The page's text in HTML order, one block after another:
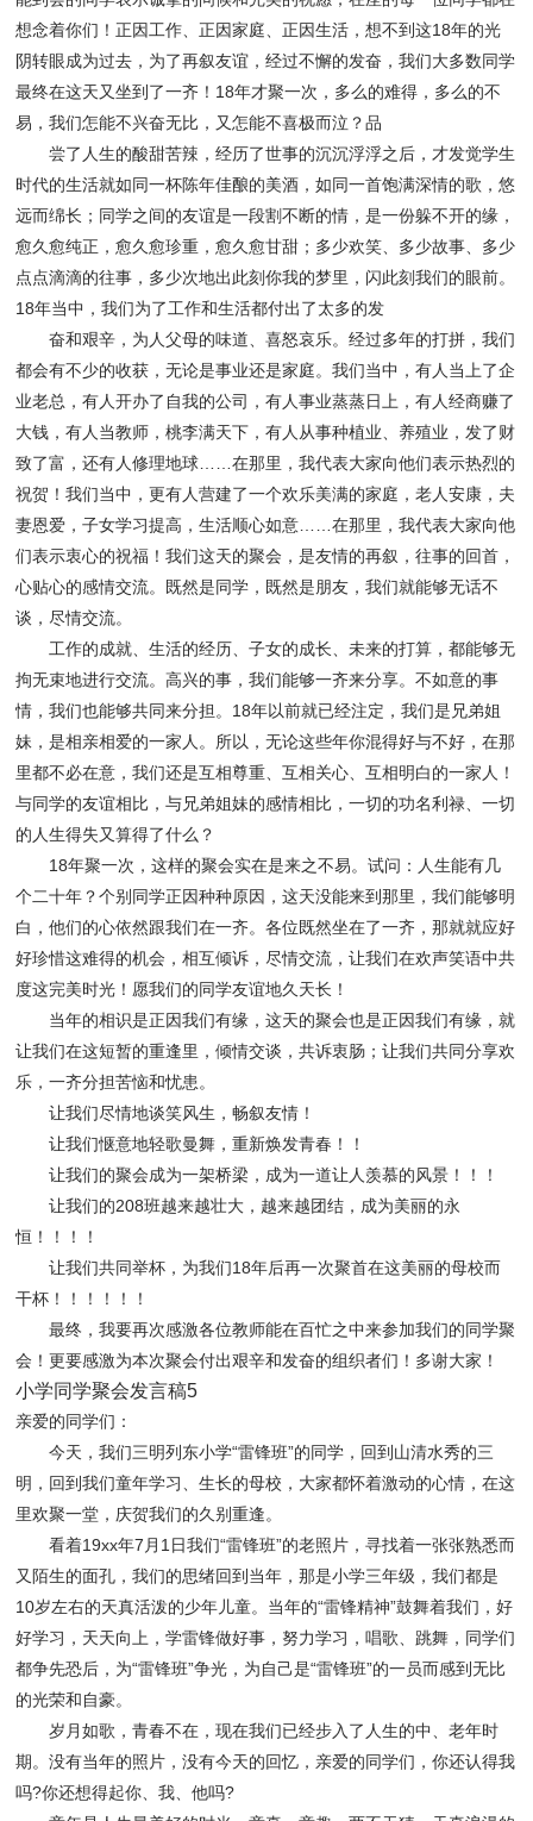
想念着你们！正因工作、正因家庭、正因生活，想不到这18年的光
阴转眼成为过去，为了再叙友谊，经过不懈的发奋，我们大多数同学
最终在这天又坐到了一齐！18年才聚一次，多么的难得，多么的不
易，我们怎能不兴奋无比，又怎能不喜极而泣？品
尝了人生的酸甜苦辣，经历了世事的沉沉浮浮之后，才发觉学生
时代的生活就如同一杯陈年佳酿的美酒，如同一首饱满深情的歌，悠
远而绵长；同学之间的友谊是一段割不断的情，是一份躲不开的缘，
愈久愈纯正，愈久愈珍重，愈久愈甘甜；多少欢笑、多少故事、多少
点点滴滴的往事，多少次地出此刻你我的梦里，闪此刻我们的眼前。
18年当中，我们为了工作和生活都付出了太多的发
奋和艰辛，为人父母的味道、喜怒哀乐。经过多年的打拼，我们
都会有不少的收获，无论是事业还是家庭。我们当中，有人当上了企
业老总，有人开办了自我的公司，有人事业蒸蒸日上，有人经商赚了
大钱，有人当教师，桃李满天下，有人从事种植业、养殖业，发了财
致了富，还有人修理地球……在那里，我代表大家向他们表示热烈的
祝贺！我们当中，更有人营建了一个欢乐美满的家庭，老人安康，夫
妻恩爱，子女学习提高，生活顺心如意……在那里，我代表大家向他
们表示衷心的祝福！我们这天的聚会，是友情的再叙，往事的回首，
心贴心的感情交流。既然是同学，既然是朋友，我们就能够无话不
谈，尽情交流。
工作的成就、生活的经历、子女的成长、未来的打算，都能够无
拘无束地进行交流。高兴的事，我们能够一齐来分享。不如意的事
情，我们也能够共同来分担。18年以前就已经注定，我们是兄弟姐
妹，是相亲相爱的一家人。所以，无论这些年你混得好与不好，在那
里都不必在意，我们还是互相尊重、互相关心、互相明白的一家人！
与同学的友谊相比，与兄弟姐妹的感情相比，一切的功名利禄、一切
的人生得失又算得了什么？
18年聚一次，这样的聚会实在是来之不易。试问：人生能有几
个二十年？个别同学正因种种原因，这天没能来到那里，我们能够明
白，他们的心依然跟我们在一齐。各位既然坐在了一齐，那就就应好
好珍惜这难得的机会，相互倾诉，尽情交流，让我们在欢声笑语中共
度这完美时光！愿我们的同学友谊地久天长！
当年的相识是正因我们有缘，这天的聚会也是正因我们有缘，就
让我们在这短暂的重逢里，倾情交谈，共诉衷肠；让我们共同分享欢
乐，一齐分担苦恼和忧患。
让我们尽情地谈笑风生，畅叙友情！
让我们惬意地轻歌曼舞，重新焕发青春！！
让我们的聚会成为一架桥梁，成为一道让人羡慕的风景！！！
让我们的208班越来越壮大，越来越团结，成为美丽的永
恒！！！！
让我们共同举杯，为我们18年后再一次聚首在这美丽的母校而
干杯！！！！！！
最终，我要再次感激各位教师能在百忙之中来参加我们的同学聚
会！更要感激为本次聚会付出艰辛和发奋的组织者们！多谢大家！
小学同学聚会发言稿5
亲爱的同学们：
今天，我们三明列东小学“雷锋班”的同学，回到山清水秀的三
明，回到我们童年学习、生长的母校，大家都怀着激动的心情，在这
里欢聚一堂，庆贺我们的久别重逢。
看着19xx年7月1日我们“雷锋班”的老照片，寻找着一张张熟悉而
又陌生的面孔，我们的思绪回到当年，那是小学三年级，我们都是
10岁左右的天真活泼的少年儿童。当年的“雷锋精神”鼓舞着我们，好
好学习，天天向上，学雷锋做好事，努力学习，唱歌、跳舞，同学们
都争先恐后，为“雷锋班”争光，为自己是“雷锋班”的一员而感到无比
的光荣和自豪。
岁月如歌，青春不在，现在我们已经步入了人生的中、老年时
期。没有当年的照片，没有今天的回忆，亲爱的同学们，你还认得我
吗?你还想得起你、我、他吗?